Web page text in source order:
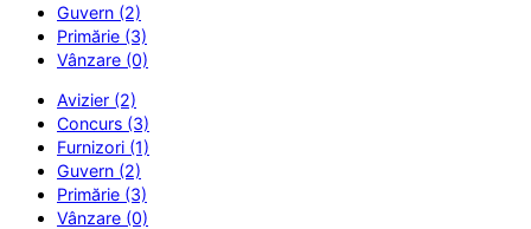
Guvern (2)
Primărie (3)
Vânzare (0)
Avizier (2)
Concurs (3)
Furnizori (1)
Guvern (2)
Primărie (3)
Vânzare (0)